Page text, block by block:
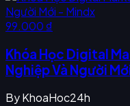
99.000 ₫
Khóa Học Digital
Nghiệp Và Người
ByKhoaHoc24h